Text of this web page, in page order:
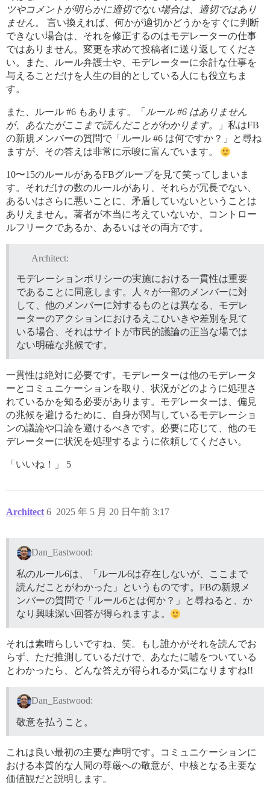
ツやコメントが明らかに適切でない場合は、適切ではあり
ません。
言い換えれば、何かが適切かどうかをすぐに判断
できない場合は、それを修正するのはモデレーターの仕事
ではありません。変更を求めて投稿者に送り返してくださ
い。また、ルール弁護士や、モデレーターに余計な仕事を
与えることだけを人生の目的としている人にも役立ちま
す。
また、ルール #6 もあります。「 ルール#6 はありません
が、あなたがここまで読んだことがわかります。
」私はFB
の新規メンバーの質問で「ルール #6 は何ですか？」と尋ね
ますが、その答えは非常に示唆に富んでいます。
10〜15のルールがあるFBグループを見て笑ってしまいま
す。それだけの数のルールがあり、それらが冗長でない、
あるいはさらに悪いことに、矛盾していないということは
ありえません。著者が本当に考えていないか、コントロー
ルフリークであるか、あるいはその両方です。
Architect:
モデレーションポリシーの実施における一貫性は重要
であることに同意します。人々が一部のメンバーに対
して、他のメンバーに対するものとは異なる、モデレ
ーターのアクションにおけるえこひいきや差別を見て
いる場合、それはサイトが市民的議論の正当な場では
ない明確な兆候です。
一貫性は絶対に必要です。モデレーターは他のモデレータ
ーとコミュニケーションを取り、状況がどのように処理さ
れているかを知る必要があります。モデレーターは、偏見
の兆候を避けるために、自身が関与しているモデレーショ
ンの議論や口論を避けるべきです。必要に応じて、他のモ
デレーターに状況を処理するように依頼してください。
「いいね！」 5
Architect 2025 年 5 月 20 日午前 3:17
6
Dan_Eastwood:
私のルール6は、「ルール6は存在しないが、ここまで
読んだことがわかった」というものです。FBの新規メ
ンバーの質問で「ルール6とは何か？」と尋ねると、か
なり興味深い回答が得られますよ。
それは素晴らしいですね、笑。もし誰かがそれを読んでお
らず、ただ推測しているだけで、あなたに嘘をついている
とわかったら、どんな答えが得られるか気になりますね!!
Dan_Eastwood:
敬意を払うこと。
これは良い最初の主要な声明です。コミュニケーションに
おける本質的な人間の尊厳への敬意が、中核となる主要な
価値観だと説明します。